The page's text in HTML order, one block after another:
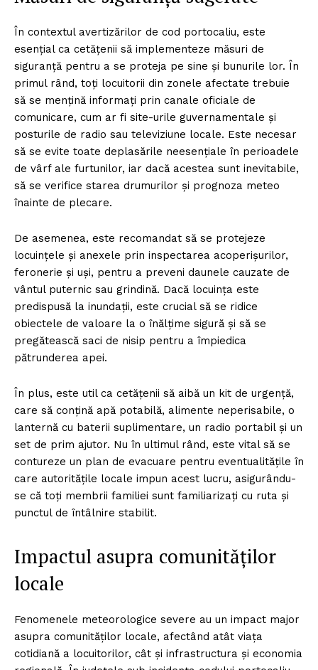
În contextul avertizărilor de cod portocaliu, este
esențial ca cetățenii să implementeze măsuri de
siguranță pentru a se proteja pe sine și bunurile lor. În
primul rând, toți locuitorii din zonele afectate trebuie
să se mențină informați prin canale oficiale de
comunicare, cum ar fi site-urile guvernamentale și
posturile de radio sau televiziune locale. Este necesar
să se evite toate deplasările neesențiale în perioadele
de vârf ale furtunilor, iar dacă acestea sunt inevitabile,
să se verifice starea drumurilor și prognoza meteo
înainte de plecare.
De asemenea, este recomandat să se protejeze
locuințele și anexele prin inspectarea acoperișurilor,
feronerie și uși, pentru a preveni daunele cauzate de
vântul puternic sau grindină. Dacă locuința este
predispusă la inundații, este crucial să se ridice
obiectele de valoare la o înălțime sigură și să se
pregătească saci de nisip pentru a împiedica
pătrunderea apei.
În plus, este util ca cetățenii să aibă un kit de urgență,
care să conțină apă potabilă, alimente neperisabile, o
lanternă cu baterii suplimentare, un radio portabil și un
set de prim ajutor. Nu în ultimul rând, este vital să se
contureze un plan de evacuare pentru eventualitățile în
care autoritățile locale impun acest lucru, asigurându-
se că toți membrii familiei sunt familiarizați cu ruta și
punctul de întâlnire stabilit.
Impactul asupra comunităților
locale
Fenomenele meteorologice severe au un impact major
asupra comunităților locale, afectând atât viața
cotidiană a locuitorilor, cât și infrastructura și economia